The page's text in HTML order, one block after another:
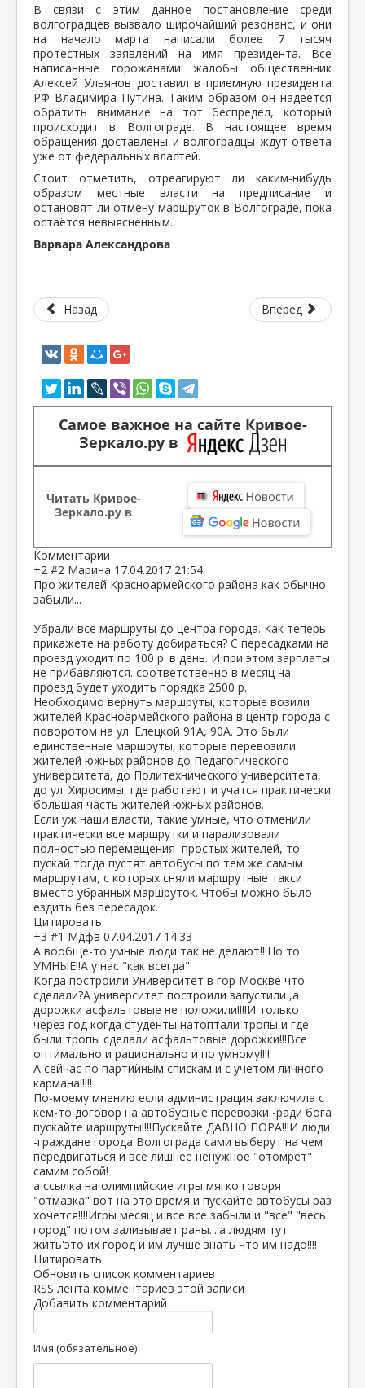
В связи с этим данное постановление среди
волгоградцев вызвало широчайший резонанс, и они
на начало марта написали более 7 тысяч
протестных заявлений на имя президента. Все
написанные горожанами жалобы общественник
Алексей Ульянов доставил в приемную президента
РФ Владимира Путина. Таким образом он надеется
обратить внимание на тот беспредел, который
происходит в Волгограде. В настоящее время
обращения доставлены и волгоградцы ждут ответа
уже от федеральных властей.
Стоит отметить, отреагируют ли каким-нибудь
образом местные власти на предписание и
остановят ли отмену маршруток в Волгограде, пока
остаётся невыясненным.
Варвара Александрова
Назад Вперед
Самое важное на сайте Кривое-
Зеркало.ру в
Читать Кривое-
Зеркало.ру в
Комментарии
+2 #2 Марина 17.04.2017 21:54
Про жителей Красноармейского района как обычно
забыли...
Убрали все маршруты до центра города. Как теперь
прикажете на работу добираться? С пересадками на
проезд уходит по 100 р. в день. И при этом зарплаты
не прибавляются. соответственно в месяц на
проезд будет уходить порядка 2500 р.
Необходимо вернуть маршруты, которые возили
жителей Красноармейского района в центр города с
поворотом на ул. Елецкой 91А, 90А. Это были
единственные маршруты, которые перевозили
жителей южных районов до Педагогического
университета, до Политехнического университета,
до ул. Хиросимы, где работают и учатся практически
большая часть жителей южных районов.
Если уж наши власти, такие умные, что отменили
практически все маршрутки и парализовали
полностью перемещения простых жителей, то
пускай тогда пустят автобусы по тем же самым
маршрутам, с которых сняли маршрутные такси
вместо убранных маршруток. Чтобы можно было
ездить без пересадок.
Цитировать
+3 #1 Мдфв 07.04.2017 14:33
А вообще-то умные люди так не делают!!!Но то
УМНЫЕ!!А у нас "как всегда".
Когда построили Университет в гор Москве что
сделали?А университет построили запустили ,а
дорожки асфальтовые не положили!!!!И только
через год когда студенты натоптали тропы и где
были тропы сделали асфальтовые дорожки!!!Все
оптимально и рационально и по умному!!!!
А сейчас по партийным спискам и с учетом личного
кармана!!!!!
По-моему мнению если администрация заключила с
кем-то договор на автобусные перевозки -ради бога
пускайте иаршруты!!!!Пускайте ДАВНО ПОРА!!!И люди
-граждане города Волгограда сами выберут на чем
передвигаться и все лишнее ненужное "отомрет"
самим собой!
а ссылка на олимпийские игры мягко говоря
"отмазка" вот на это время и пускайте автобусы раз
хочется!!!!Игры месяц и все все забыли и "все" "весь
город" потом зализывает раны....а людям тут
жить'это их город и им лучше знать что им надо!!!!
Цитировать
Обновить список комментариев
RSS лента комментариев этой записи
Добавить комментарий
Имя (обязательное)